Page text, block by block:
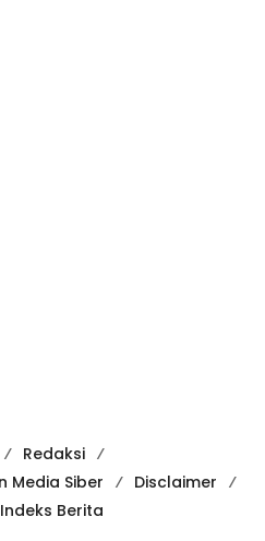
Redaksi
Media Siber
Disclaimer
Indeks Berita